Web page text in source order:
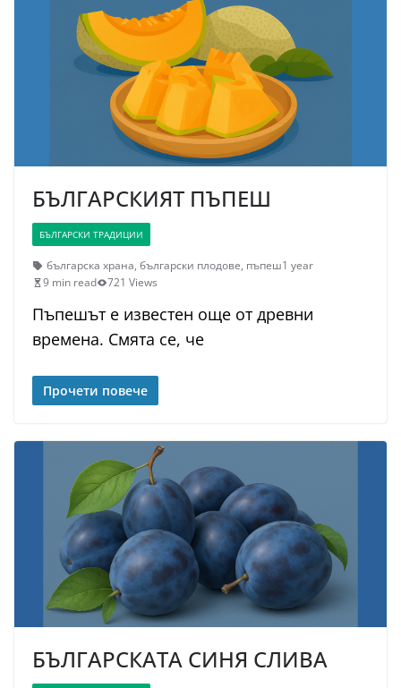
БЪЛГАРСКИЯТ ПЪПЕШ
БЪЛГАРСКИ ТРАДИЦИИ
българска храна, български плодове, пъпеш1 year
9 min read
721 Views
Пъпешът е известен още от древни
времена. Смята се, че
Прочети повече
БЪЛГАРСКАТА СИНЯ СЛИВА